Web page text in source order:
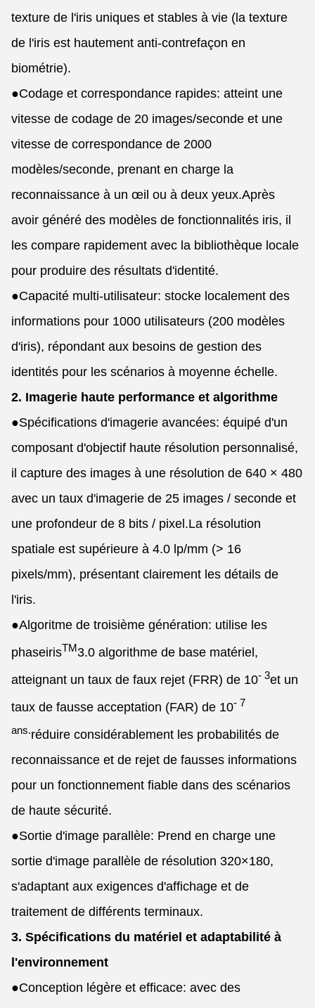
texture de l'iris uniques et stables à vie (la texture
de l'iris est hautement anti-contrefaçon en
biométrie).
●Codage et correspondance rapides: atteint une
vitesse de codage de 20 images/seconde et une
vitesse de correspondance de 2000
modèles/seconde, prenant en charge la
reconnaissance à un œil ou à deux yeux.Après
avoir généré des modèles de fonctionnalités iris, il
les compare rapidement avec la bibliothèque locale
pour produire des résultats d'identité.
●Capacité multi-utilisateur: stocke localement des
informations pour 1000 utilisateurs (200 modèles
d'iris), répondant aux besoins de gestion des
identités pour les scénarios à moyenne échelle.
2. Imagerie haute performance et algorithme
●Spécifications d'imagerie avancées: équipé d'un
composant d'objectif haute résolution personnalisé,
il capture des images à une résolution de 640 × 480
avec un taux d'imagerie de 25 images / seconde et
une profondeur de 8 bits / pixel.La résolution
spatiale est supérieure à 4.0 lp/mm (> 16
pixels/mm), présentant clairement les détails de
l'iris.
●Algoritme de troisième génération: utilise les
phaseirisTM3.0 algorithme de base matériel,
atteignant un taux de faux rejet (FRR) de 10- 3et un
taux de fausse acceptation (FAR) de 10- 7
ans.réduire considérablement les probabilités de
reconnaissance et de rejet de fausses informations
pour un fonctionnement fiable dans des scénarios
de haute sécurité.
●Sortie d'image parallèle: Prend en charge une
sortie d'image parallèle de résolution 320×180,
s'adaptant aux exigences d'affichage et de
traitement de différents terminaux.
3. Spécifications du matériel et adaptabilité à
l'environnement
●Conception légère et efficace: avec des